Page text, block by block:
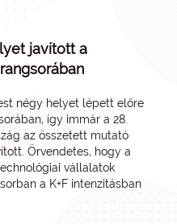
javított a
négy helyet lépett előre
így immár a 28.
az összetett mutató
Örvendetes, hogy a
vállalatok
a K+F intenzitásban